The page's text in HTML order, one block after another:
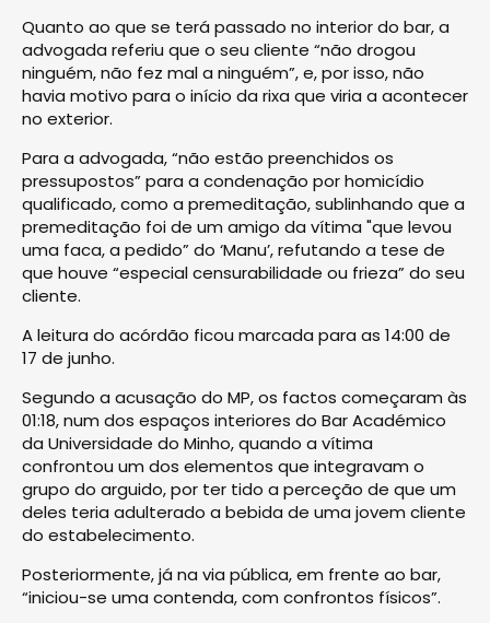
Quanto ao que se terá passado no interior do bar, a
advogada referiu que o seu cliente “não drogou
ninguém, não fez mal a ninguém”, e, por isso, não
havia motivo para o início da rixa que viria a acontecer
no exterior.
Para a advogada, “não estão preenchidos os
pressupostos” para a condenação por homicídio
qualificado, como a premeditação, sublinhando que a
premeditação foi de um amigo da vítima "que levou
uma faca, a pedido” do ‘Manu’, refutando a tese de
que houve “especial censurabilidade ou frieza” do seu
cliente.
A leitura do acórdão ficou marcada para as 14:00 de
17 de junho.
Segundo a acusação do MP, os factos começaram às
01:18, num dos espaços interiores do Bar Académico
da Universidade do Minho, quando a vítima
confrontou um dos elementos que integravam o
grupo do arguido, por ter tido a perceção de que um
deles teria adulterado a bebida de uma jovem cliente
do estabelecimento.
Posteriormente, já na via pública, em frente ao bar,
“iniciou-se uma contenda, com confrontos físicos”.